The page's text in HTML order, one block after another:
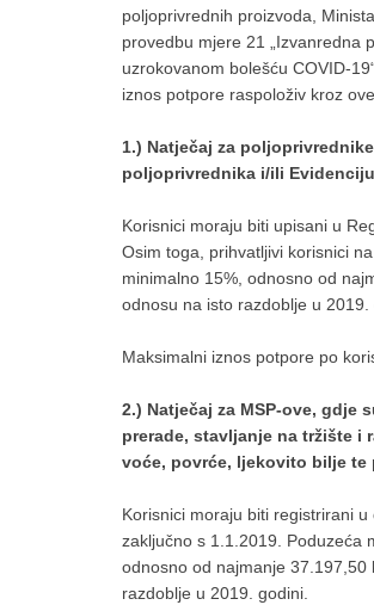
poljoprivrednih proizvoda,
provedbu mjere 21 „Izvanredna
uzrokovanom bolešću COVID-
iznos potpore raspoloživ kroz
1.) Natječaj za
poljoprivrednika i/ili
Korisnici moraju biti upisani u
Osim toga, prihvatljivi korisnici
minimalno 15%, odnosno od
odnosu na isto razdoblje u 2019.
Maksimalni iznos potpore po
2.) Natječaj za MSP-ove,
prerade, stavljanje na tržište i
voće, povrće, ljekovito bilje
Korisnici moraju biti registrirani
zaključno s 1.1.2019. Poduzeća
odnosno od najmanje
razdoblje u 2019. godini.